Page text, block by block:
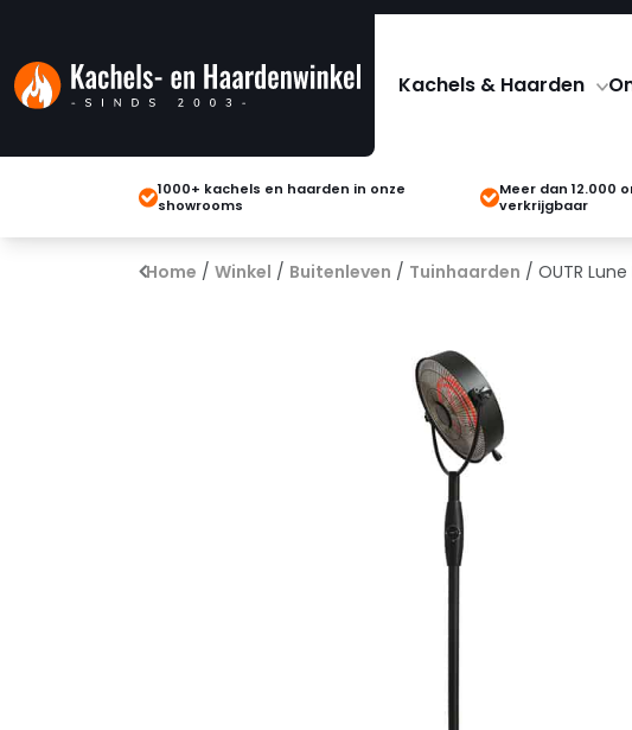
Kachels & Haarden
1000+ kachels en haarden in onze
showrooms
Meer dan 12.000
verkrijgbaar
Home / Winkel / Buitenleven / Tuinhaarden / OUTR